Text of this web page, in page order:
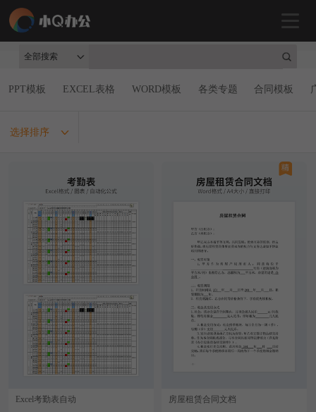
全部搜索
PPT模板 EXCEL表格 WORD模板 各类专题 合同模板
选择排序
Excel考勤表自动 房屋租赁合同文档